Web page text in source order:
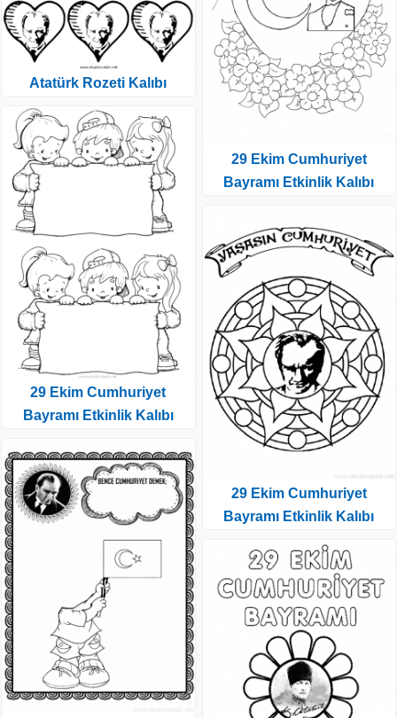
Atatürk Rozeti Kalıbı
29 Ekim Cumhuriyet
Bayramı Etkinlik Kalıbı
29 Ekim Cumhuriyet
Bayramı Etkinlik Kalıbı
29 Ekim Cumhuriyet
Bayramı Etkinlik Kalıbı